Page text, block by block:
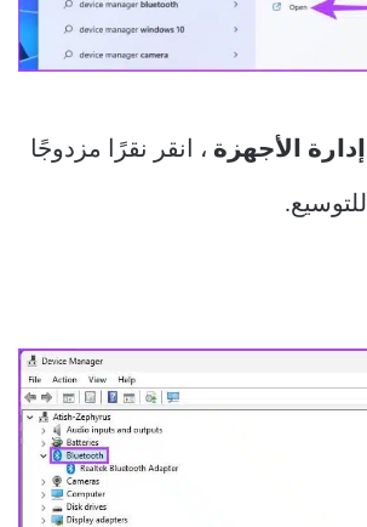
إدارة الأجهزة ، انقر نقرًا مزدوجًا
للتوسيع.